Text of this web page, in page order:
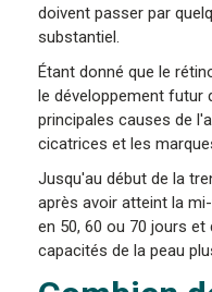
doivent passer par
substantiel.
Étant donné que le
le développement futur
principales causes de
cicatrices et les
Jusqu'au début de la
après avoir atteint la
en 50, 60 ou 70 jours
capacités de la peau